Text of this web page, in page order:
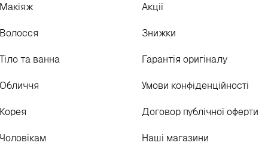
Макіяж
Волосся
Тіло та ванна
Обличчя
Корея
Чоловікам
Акції
Знижки
Гарантія оригіналу
Умови конфіденційності
Договор публічної оферти
Наші магазини